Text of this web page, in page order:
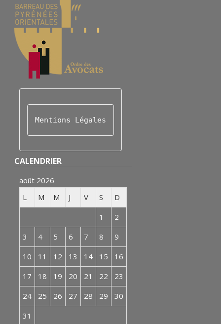
Mentions Légales
CALENDRIER
août 2026
L
M M J V S
D
1
2
3
4 5 6 7 8
9
10
11 12 13 14 15
16
17
18 19 20 21 22
23
24
25 26 27 28 29
30
31